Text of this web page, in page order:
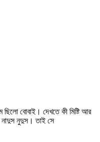
ছিলো বোবাই। দেখতে কী মিষ্টি আর
নাদুস নুদুস। তাই সে